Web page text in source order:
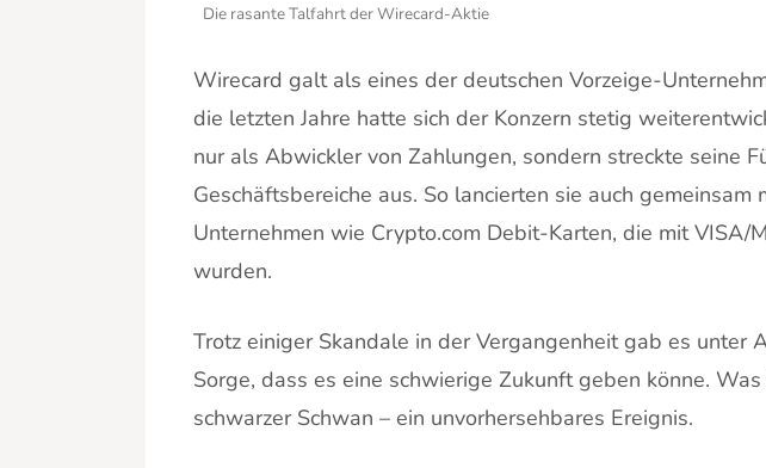
Die rasante Talfahrt der Wirecard-Aktie
Wirecard galt als eines der deutschen Vorzeige-
die letzten Jahre hatte sich der Konzern stetig
nur als Abwickler von Zahlungen, sondern streckte seine
Geschäftsbereiche aus. So lancierten sie auch gemeinsam
Unternehmen wie Crypto.com Debit-Karten, die mit VISA/
wurden.
Trotz einiger Skandale in der Vergangenheit gab es unter
Sorge, dass es eine schwierige Zukunft geben könne.
schwarzer Schwan – ein unvorhersehbares Ereignis.